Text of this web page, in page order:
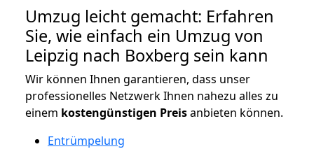
Umzug leicht gemacht: Erfahren
Sie, wie einfach ein Umzug von
Leipzig nach Boxberg sein kann
Wir können Ihnen garantieren, dass unser
professionelles Netzwerk Ihnen nahezu alles zu
einem kostengünstigen Preisanbieten können.
Entrümpelung